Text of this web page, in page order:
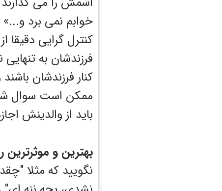
خوابم نمی برد
کنترل گرایی
فرزندشان به
کنار فرزندشان
ممکن است سوال
باید از والدینش
بهترین و موثرترین
نگویید که مثلا